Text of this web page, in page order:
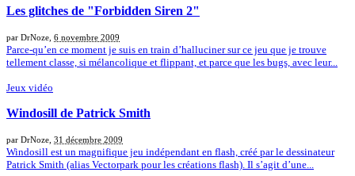
Les glitches de "Forbidden Siren 2"
par DrNoze, 6 novembre 2009
Parce-qu’en ce moment je suis en train d’halluciner sur ce jeu que je trouve
tellement classe, si mélancolique et flippant, et parce que les bugs, avec leur...
Jeux vidéo
Windosill de Patrick Smith
par DrNoze, 31 décembre 2009
Windosill est un magnifique jeu indépendant en flash, créé par le dessinateur
Patrick Smith (alias Vectorpark pour les créations flash). Il s’agit d’une...